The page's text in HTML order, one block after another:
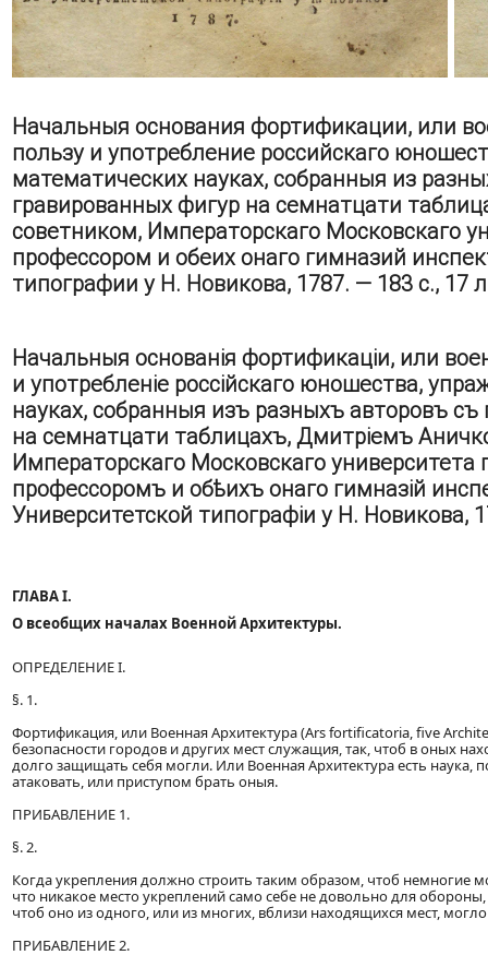
Начальныя основания фортификации, или
пользу и употребление российскаго
математических науках, собранныя из
гравированных фигур на семнатцати
советником, Императорскаго Московскаго
профессором и обеих онаго гимназий
типографии у Н. Новикова, 1787. — 183 с., 17
Начальныя основанія фортификаціи, или
и употребленіе россійскаго юношества,
науках, собранныя изъ разныхъ авторовъ
на семнатцати таблицахъ, Дмитріемъ
Императорскаго Московскаго
профессоромъ и обѣихъ онаго гимназій
Университетской типографіи у Н. Новикова,
ГЛАВА I.
О всеобщих началах Военной Архитектуры.
ОПРЕДЕЛЕНИЕ I.
§. 1.
Фортификация, или Военная Архитектура (Ars fortificatoria, five
безопасности городов и других мест служащия, так, чтоб в оных
долго защищать себя могли. Или Военная Архитектура есть наука,
атаковать, или приступом брать оныя.
ПРИБАВЛЕНИЕ 1.
§. 2.
Когда укрепления должно строить таким образом, чтоб немногие
что никакое место укреплений само себе не довольно для
чтоб оно из одного, или из многих, вблизи находящихся мест,
ПРИБАВЛЕНИЕ 2.